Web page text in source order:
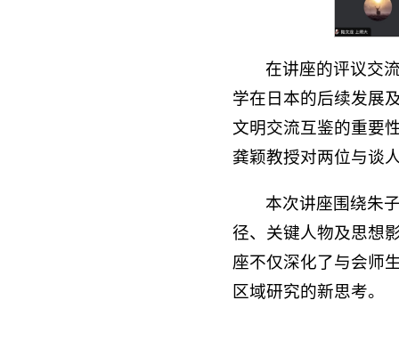
在讲座的评议交
学在日本的后续发展
文明交流互鉴的重要
龚颖教授对两位与谈
本次讲座围绕朱
径、关键人物及思想
座不仅深化了与会师
区域研究的新思考。